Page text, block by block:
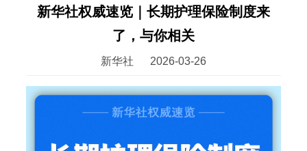
新华社权威速览｜长期护理保险制度来
了，与你相关
新华社 2026-03-26